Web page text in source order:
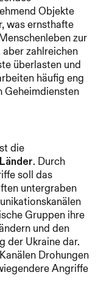
Objekte
was ernsthafte
zur
aber zahlreichen
überlasten und
häufig eng
Geheimdiensten
die
. Durch
soll das
untergraben
Gruppen ihre
und den
der Ukraine dar.
Drohungen
Angriffe